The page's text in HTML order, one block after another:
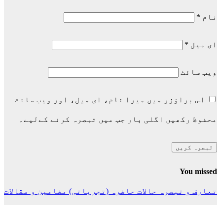
نام *
ای میل *
ویب‌ سائٹ
اس براؤزر میں میرا نام، ای میل، اور ویب سائٹ
محفوظ رکھیں اگلی بار جب میں تبصرہ کرنے کےلیے۔
You missed
تعارف و تبصرہ حالات حاضرہ (تجزیاتی) مضامین و مقالات